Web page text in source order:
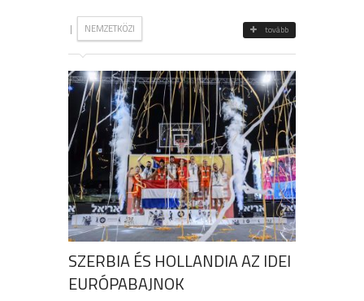
| NEMZETKÖZI tovább
SZERBIA ÉS HOLLANDIA AZ IDEI
EURÓPABAJNOK